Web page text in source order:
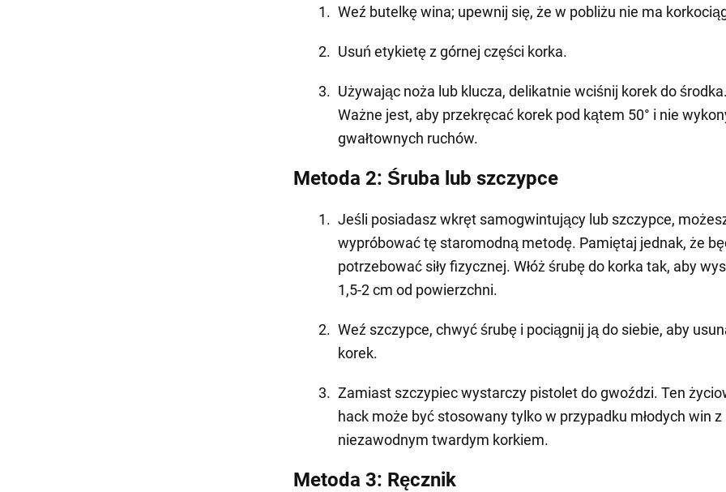
Weź butelkę wina; upewnij się, że w pobliżu nie ma
Usuń etykietę z górnej części korka.
Używając noża lub klucza, delikatnie wciśnij korek do środka.
Ważne jest, aby przekręcać korek pod kątem 50° i nie
gwałtownych ruchów.
Metoda 2: Śruba lub szczypce
Jeśli posiadasz wkręt samogwintujący lub szczypce,
wypróbować tę staromodną metodę. Pamiętaj jednak, że
potrzebować siły fizycznej. Włóż śrubę do korka tak, aby
1,5-2 cm od powierzchni.
Weź szczypce, chwyć śrubę i pociągnij ją do siebie, aby
korek.
Zamiast szczypiec wystarczy pistolet do gwoździ. Ten
hack może być stosowany tylko w przypadku młodych win z
niezawodnym twardym korkiem.
Metoda 3: Ręcznik